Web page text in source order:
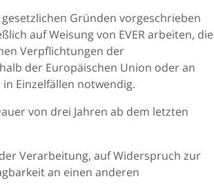
Gründen vorgeschrieben
auf Weisung von EVER arbeiten, die
Verpflichtungen der
der Europäischen Union oder an
Einzelfällen notwendig.
von drei Jahren ab dem letzten
Verarbeitung, auf Widerspruch zur
an einen anderen